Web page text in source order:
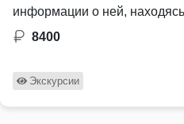
информации о ней,
8400
Экскурсии